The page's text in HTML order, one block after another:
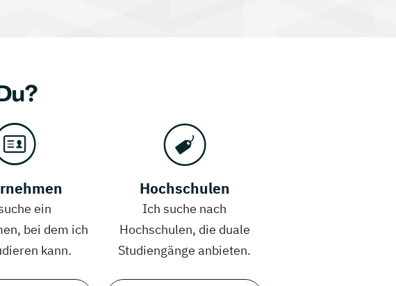
ein
bei dem ich
kann.
Hochschulen
Ich suche nach
Hochschulen, die duale
Studiengänge anbieten.